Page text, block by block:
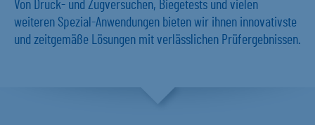
Von Druck- und Zugversuchen, Biegetests und vielen
weiteren Spezial-Anwendungen bieten wir ihnen innovativste
und zeitgemäße Lösungen mit verlässlichen Prüfergebnissen.